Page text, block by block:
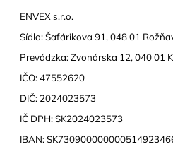
ENVEX s.r.o.
Sídlo: Šafárikova 91, 048 01
Prevádzka: Zvonárska 12, 040 01
IČO: 47552620
DIČ: 2024023573
IČ DPH: SK2024023573
IBAN:
č
a
m
e
PREDNÁŠKA
CUPPING
50